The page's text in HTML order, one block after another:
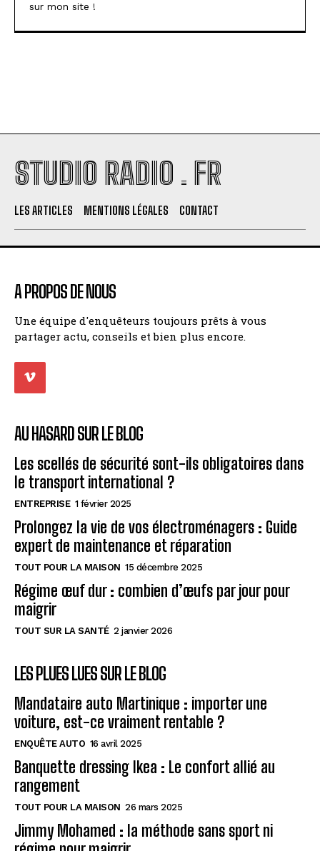
sur mon site !
STUDIO RADIO . FR
LES ARTICLES MENTIONS LÉGALES CONTACT
A PROPOS DE NOUS
Une équipe d'enquêteurs toujours prêts à vous
partager actu, conseils et bien plus encore.
AU HASARD SUR LE BLOG
Les scellés de sécurité sont-ils obligatoires dans
le transport international ?
ENTREPRISE 1 février 2025
Prolongez la vie de vos électroménagers : Guide
expert de maintenance et réparation
TOUT POUR LA MAISON 15 décembre 2025
Régime œuf dur : combien d’œufs par jour pour
maigrir
TOUT SUR LA SANTÉ 2 janvier 2026
LES PLUES LUES SUR LE BLOG
Mandataire auto Martinique : importer une
voiture, est-ce vraiment rentable ?
ENQUÊTE AUTO 16 avril 2025
Banquette dressing Ikea : Le confort allié au
rangement
TOUT POUR LA MAISON 26 mars 2025
Jimmy Mohamed : la méthode sans sport ni